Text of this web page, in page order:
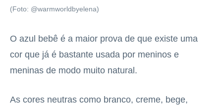
(Foto: @warmworldbyelena)
O azul bebê é a maior prova de que existe uma
cor que já é bastante usada por meninos e
meninas de modo muito natural.
As cores neutras como branco, creme, bege,